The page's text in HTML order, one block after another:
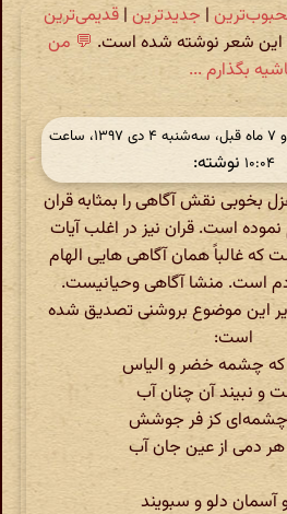
| جدیدترین |قدیمی‌ترین
💬 من
بگذارم ...
در ‫۷ سال و ۷ ماه قبل، سه‌شنبه ۴ دی ۱۳۹۷، ساعت
۱۰:۰۴ نوشته:
بخوبی نقش آگاهی را بمثابه قران
است. قران نیز در اغلب آیات
که غالباً همان آگاهی هایی الهام
است. منشا آگاهی وحیانیست.
این موضوع بروشنی تصدیق شده
است:
که چشمه خضر و الیاس
و نبیند آن چنان آب
کز فر جوشش
دمی از عین جان آب
آسمان دلو و سبویند